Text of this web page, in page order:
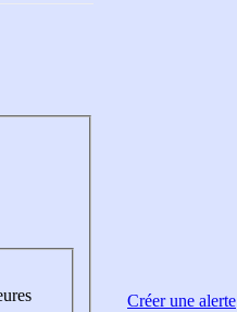
Créer une alerte